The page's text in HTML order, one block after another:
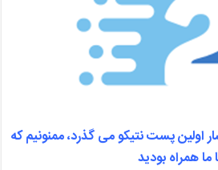
انتشار اولین پست نتیکو می گذرد، ممنونیم که
ما همراه بودید